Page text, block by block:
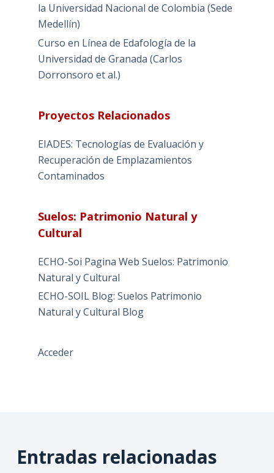
la Universidad Nacional de Colombia (Sede
Medellín)
Curso en Línea de Edafología de la
Universidad de Granada (Carlos
Dorronsoro et al.)
Proyectos Relacionados
EIADES: Tecnologías de Evaluación y
Recuperación de Emplazamientos
Contaminados
Suelos: Patrimonio Natural y
Cultural
ECHO-Soi Pagina Web Suelos: Patrimonio
Natural y Cultural
ECHO-SOIL Blog: Suelos Patrimonio
Natural y Cultural Blog
Acceder
Entradas relacionadas